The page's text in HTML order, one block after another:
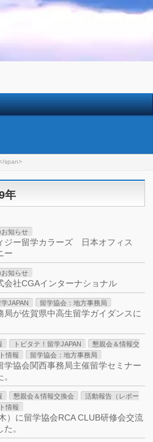
span>
年
知らせ
ジー留学カラーズ 日本オフィス
ー
知らせ
会社CGAインターナショナル
JAPAN 留学協会：地方事務局
局が佐賀県中高生留学ガイダンスに
トビタテ！留学JAPAN
懇親会＆情報交
情報 留学協会：地方事務局
学協会関西事務局主催留学セミナー
懇親会＆情報交換会
活動報告（レポー
情報
）に留学協会RCA CLUB研修会交流
。